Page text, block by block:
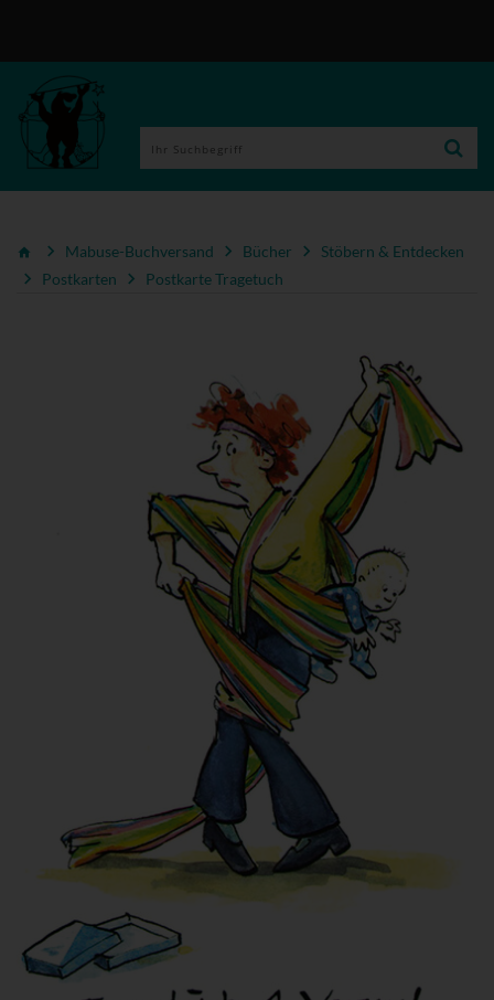
Mabuse-Buchversand Bücher
Stöbern & Entdecken
Postkarten
Postkarte Tragetuch